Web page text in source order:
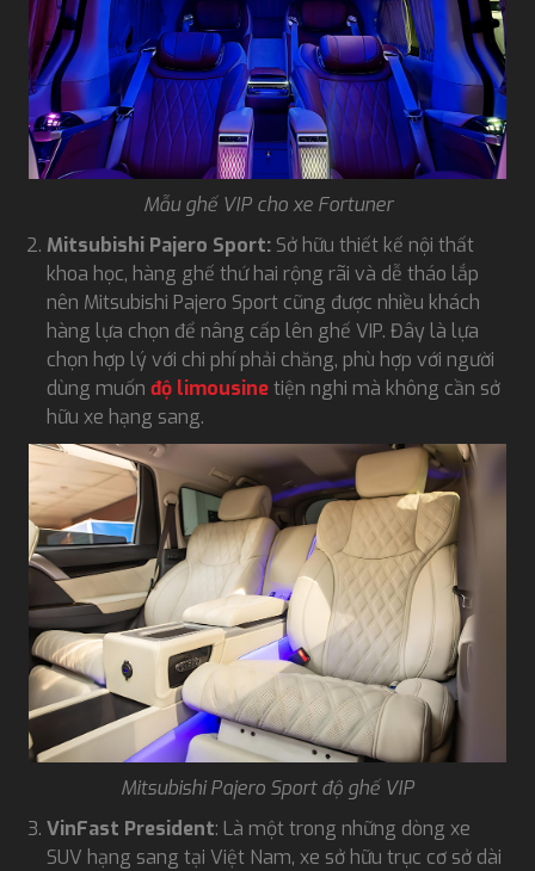
Mẫu ghế VIP cho xe Fortuner
Mitsubishi Pajero Sport: Sở hữu thiết kế nội thất
khoa học, hàng ghế thứ hai rộng rãi và dễ tháo lắp
nên Mitsubishi Pajero Sport cũng được nhiều khách
hàng lựa chọn để nâng cấp lên ghế VIP. Đây là lựa
chọn hợp lý với chi phí phải chăng, phù hợp với người
dùng muốn độ limousinetiện nghi mà không cần sở
hữu xe hạng sang.
Mitsubishi Pajero Sport độ ghế VIP
VinFast President: Là một trong những dòng xe
SUV hạng sang tại Việt Nam, xe sở hữu trục cơ sở dài